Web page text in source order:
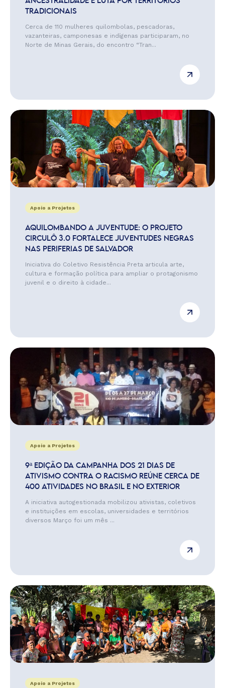
TRADICIONAIS
Cerca de 110 mulheres quilombolas, pescadoras,
vazanteiras, camponesas e indígenas participaram, no
Norte de Minas Gerais, do encontro “Tran...
Apoio a Projetos
AQUILOMBANDO A JUVENTUDE: O PROJETO
CIRCULÔ 3.0 FORTALECE JUVENTUDES NEGRAS
NAS PERIFERIAS DE SALVADOR
Iniciativa do Coletivo Resistência Preta articula arte,
cultura e formação política para ampliar o protagonismo
juvenil e o direito à cidade...
Apoio a Projetos
9ª EDIÇÃO DA CAMPANHA DOS 21 DIAS DE
ATIVISMO CONTRA O RACISMO REÚNE CERCA DE
400 ATIVIDADES NO BRASIL E NO EXTERIOR
A iniciativa autogestionada mobilizou ativistas, coletivos
e instituições em escolas, universidades e territórios
diversos Março foi um mês ...
Apoio a Projetos